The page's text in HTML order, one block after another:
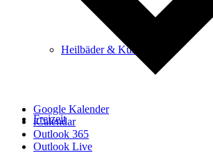
Heilbäder & Kurorte
Freizeit
Google Kalender
iCalendar
Outlook 365
Outlook Live